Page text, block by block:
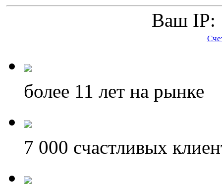
Ваш IP:
более 11 лет на рынке
7 000 счастливых